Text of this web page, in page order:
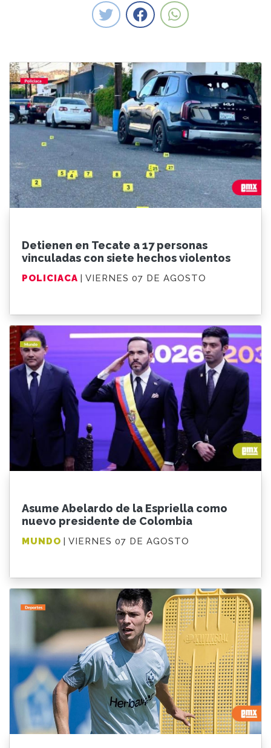
Detienen en Tecate a 17 personas
vinculadas con siete hechos violentos
POLICIACA | VIERNES 07 DE AGOSTO
Asume Abelardo de la Espriella como
nuevo presidente de Colombia
MUNDO | VIERNES 07 DE AGOSTO